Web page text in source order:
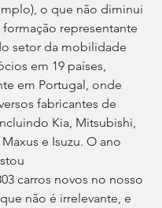
o que não diminui
representante
setor da mobilidade
em 19 países,
em Portugal, onde
fabricantes de
Kia, Mitsubishi,
e Isuzu. O ano
carros novos no nosso
não é irrelevante, e